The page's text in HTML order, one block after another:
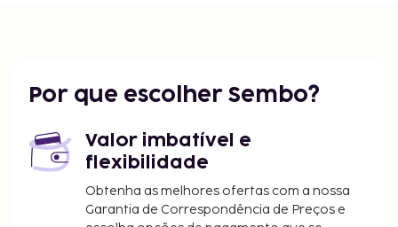
Por que escolher Sembo?
Valor imbatível e
flexibilidade
Obtenha as melhores ofertas com a nossa
Garantia de Correspondência de Preços e